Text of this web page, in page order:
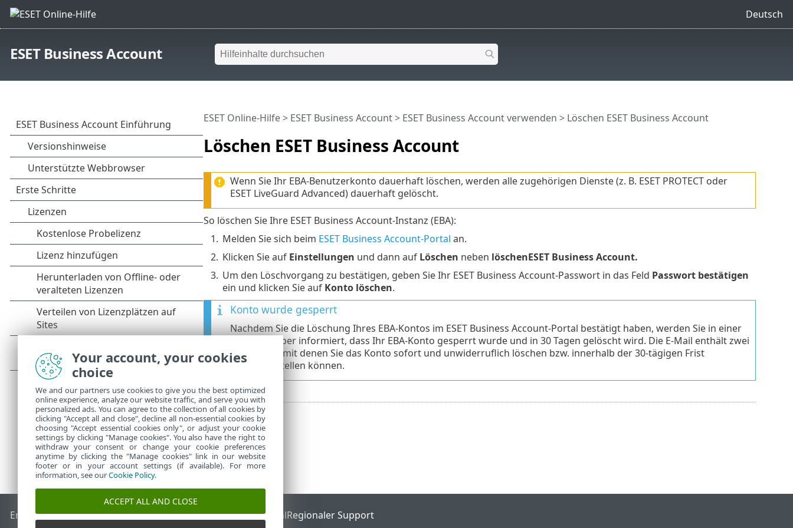
Deutsch
ESET Business Account
Löschen ESET Business Account
ESET Online-Hilfe> ESET Business Account> ESET Business Account verwenden > Löschen ESET Business Account
Wenn Sie Ihr EBA-Benutzerkonto dauerhaft löschen, werden alle zugehörigen Dienste (z. B. ESET PROTECT oder
ESET LiveGuard Advanced) dauerhaft gelöscht.
So löschen Sie Ihre ESET Business Account-Instanz (EBA):
1. Melden Sie sich beim ESET Business Account-Portal an.
2. Klicken Sie auf Einstellungen und dann auf Löschen neben löschenESET Business Account.
3. Um den Löschvorgang zu bestätigen, geben Sie Ihr ESET Business Account-Passwort in das Feld Passwort bestätigen
ein und klicken Sie auf Konto löschen.
Konto wurde gesperrt
Nachdem Sie die Löschung Ihres EBA-Kontos im ESET Business Account-Portal bestätigt haben, werden Sie in einer
E-Mail darüber informiert, dass Ihr EBA-Konto gesperrt wurde und in 30 Tagen gelöscht wird. Die E-Mail enthält zwei
Hyperlinks, mit denen Sie das Konto sofort und unwiderruflich löschen bzw. innerhalb der 30-tägigen Frist
wiederherstellen können.
End of LifeESET KnowledgebaseESET-ForumESET Status PortalRegionaler Support
Your account, your cookies
choice
We and our partners use cookies to give you the best optimized
online experience, analyze our website traffic, and serve you with
personalized ads. You can agree to the collection of all cookies by
clicking "Accept all and close", decline all non-essential cookies by
choosing "Accept essential cookies only", or adjust your cookie
settings by clicking "Manage cookies". You also have the right to
withdraw your consent or change your cookie preferences
anytime by clicking the "Manage cookies" link in our website
footer or in your account settings (if available). For more
information, see ourCookie Policy.
ACCEPT ALL AND CLOSE